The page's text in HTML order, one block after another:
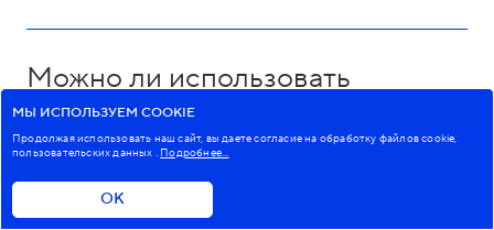
Можно ли использовать
несколько нотаций для одного
процесса?
МЫ ИСПОЛЬЗУЕМ COOKIE
Продолжая использовать наш сайт, вы даете согласие на обработку файлов cookie,
пользовательских данных . Подробнее...
ОК